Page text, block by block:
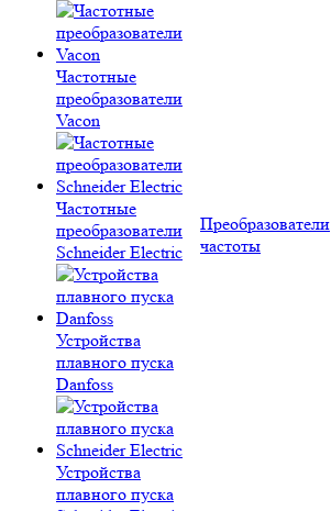
Частотные
преобразователи
Vacon
Частотные
преобразователи
Schneider Electric
Устройства
плавного пуска
Danfoss
Устройства
плавного пуска
Преобразователи
частоты